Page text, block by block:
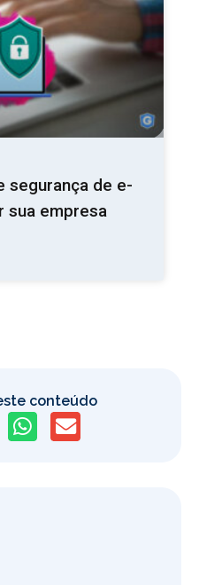
segurança de e-
sua empresa
conteúdo